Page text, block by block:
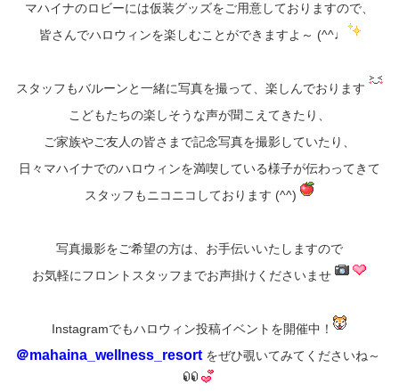
マハイナのロビーには仮装グッズをご用意しておりますので、
皆さんでハロウィンを楽しむことができますよ～ (^^♩
スタッフもバルーンと一緒に写真を撮って、楽しんでおります
こどもたちの楽しそうな声が聞こえてきたり、
ご家族やご友人の皆さまで記念写真を撮影していたり、
日々マハイナでのハロウィンを満喫している様子が伝わってきて
スタッフもニコニコしております (^^)
写真撮影をご希望の方は、お手伝いいたしますので
お気軽にフロントスタッフまでお声掛けくださいませ
Instagramでもハロウィン投稿イベントを開催中！
＠mahaina_wellness_resort をぜひ覗いてみてくださいね～